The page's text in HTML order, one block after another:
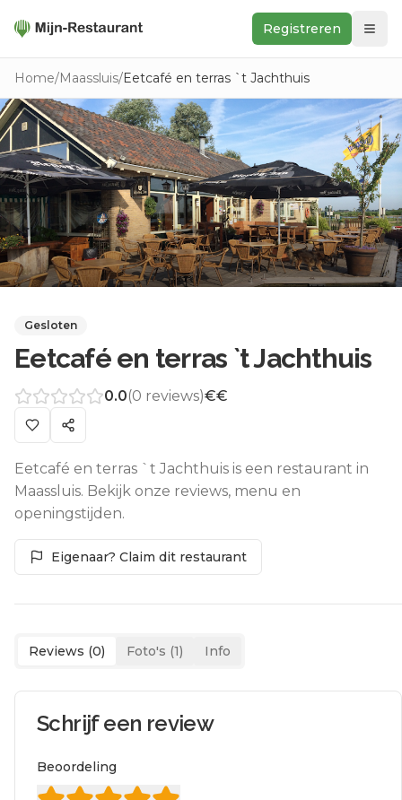
Registreren
Zoeken
In de buurt
Ontdek
Keukens
Foodwall
Reviews
Home/Maassluis/Eetcafé en terras `t Jachthuis
Gesloten
Eetcafé en terras `t Jachthuis
0.0(0 reviews)€€
Eetcafé en terras `t Jachthuis is een restaurant in
Maassluis. Bekijk onze reviews, menu en
openingstijden.
Eigenaar? Claim dit restaurant
Reviews (0) Foto's (1) Info
Schrijf een review
Beoordeling